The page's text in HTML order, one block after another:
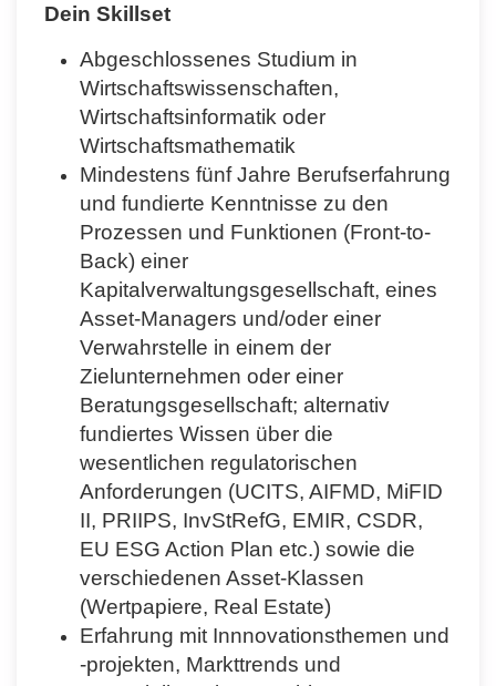
Dein Skillset
Abgeschlossenes Studium in
Wirtschaftswissenschaften,
Wirtschaftsinformatik oder
Wirtschaftsmathematik
Mindestens fünf Jahre Berufserfahrung
und fundierte Kenntnisse zu den
Prozessen und Funktionen (Front-to-
Back) einer
Kapitalverwaltungsgesellschaft, eines
Asset-Managers und/oder einer
Verwahrstelle in einem der
Zielunternehmen oder einer
Beratungsgesellschaft; alternativ
fundiertes Wissen über die
wesentlichen regulatorischen
Anforderungen (UCITS, AIFMD, MiFID
II, PRIIPS, InvStRefG, EMIR, CSDR,
EU ESG Action Plan etc.) sowie die
verschiedenen Asset-Klassen
(Wertpapiere, Real Estate)
Erfahrung mit Innnovationsthemen und
-projekten, Markttrends und